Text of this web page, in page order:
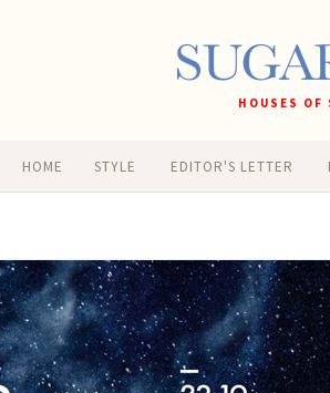
HOUSES
HOME STYLE EDITOR'S LETTER